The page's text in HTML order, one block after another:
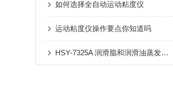
如何选择全自动运动粘度仪
运动粘度仪操作要点你知道吗
HSY-7325A 润滑脂和润滑油蒸发损失测定仪操作使用与注意事项